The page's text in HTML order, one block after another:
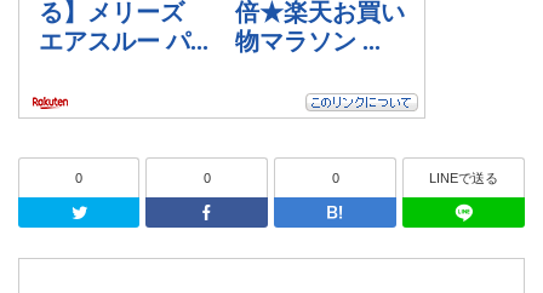
0
Twitter
0
Facebook
0
はてなブッ
LINEで送る